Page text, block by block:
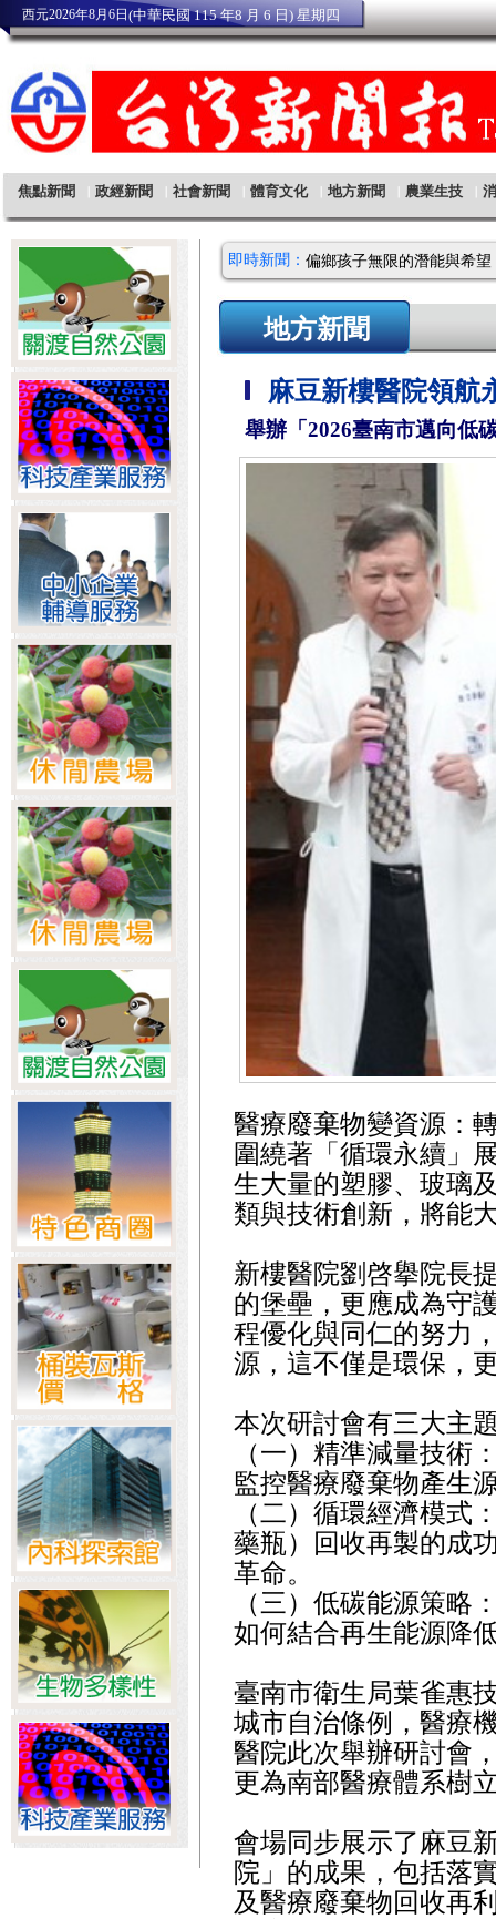
即時新聞：
地方新聞
麻豆新樓醫院領航
舉辦「2026臺南市邁向低
醫療廢棄物變資源：
圍繞著「循環永續」
生大量的塑膠、玻璃
類與技術創新，將能
新樓醫院劉啓擧院長
的堡壘，更應成為守
程優化與同仁的努力
源，這不僅是環保，
本次研討會有三大主
（一）精準減量技術
監控醫療廢棄物產生
（二）循環經濟模式
藥瓶）回收再製的成
革命。
（三）低碳能源策略
如何結合再生能源降
臺南市衛生局葉雀惠
城市自治條例，醫療
醫院此次舉辦研討會
更為南部醫療體系樹
會場同步展示了麻豆
院」的成果，包括落
及醫療廢棄物回收再